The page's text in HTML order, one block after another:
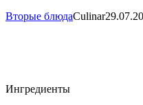
Вторые блюдаСulinar
Ингредиенты